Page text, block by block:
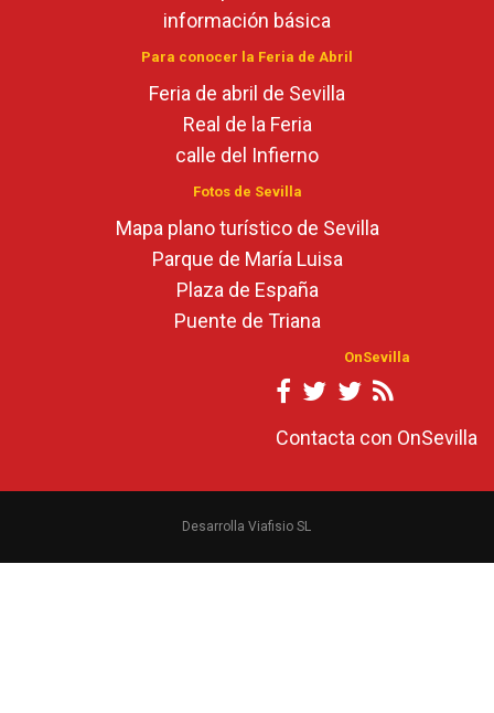
información básica
Para conocer la Feria de Abril
Feria de abril de Sevilla
Real de la Feria
calle del Infierno
Fotos de Sevilla
Mapa plano turístico de Sevilla
Parque de María Luisa
Plaza de España
Puente de Triana
OnSevilla
Contacta con OnSevilla
Desarrolla Viafisio SL